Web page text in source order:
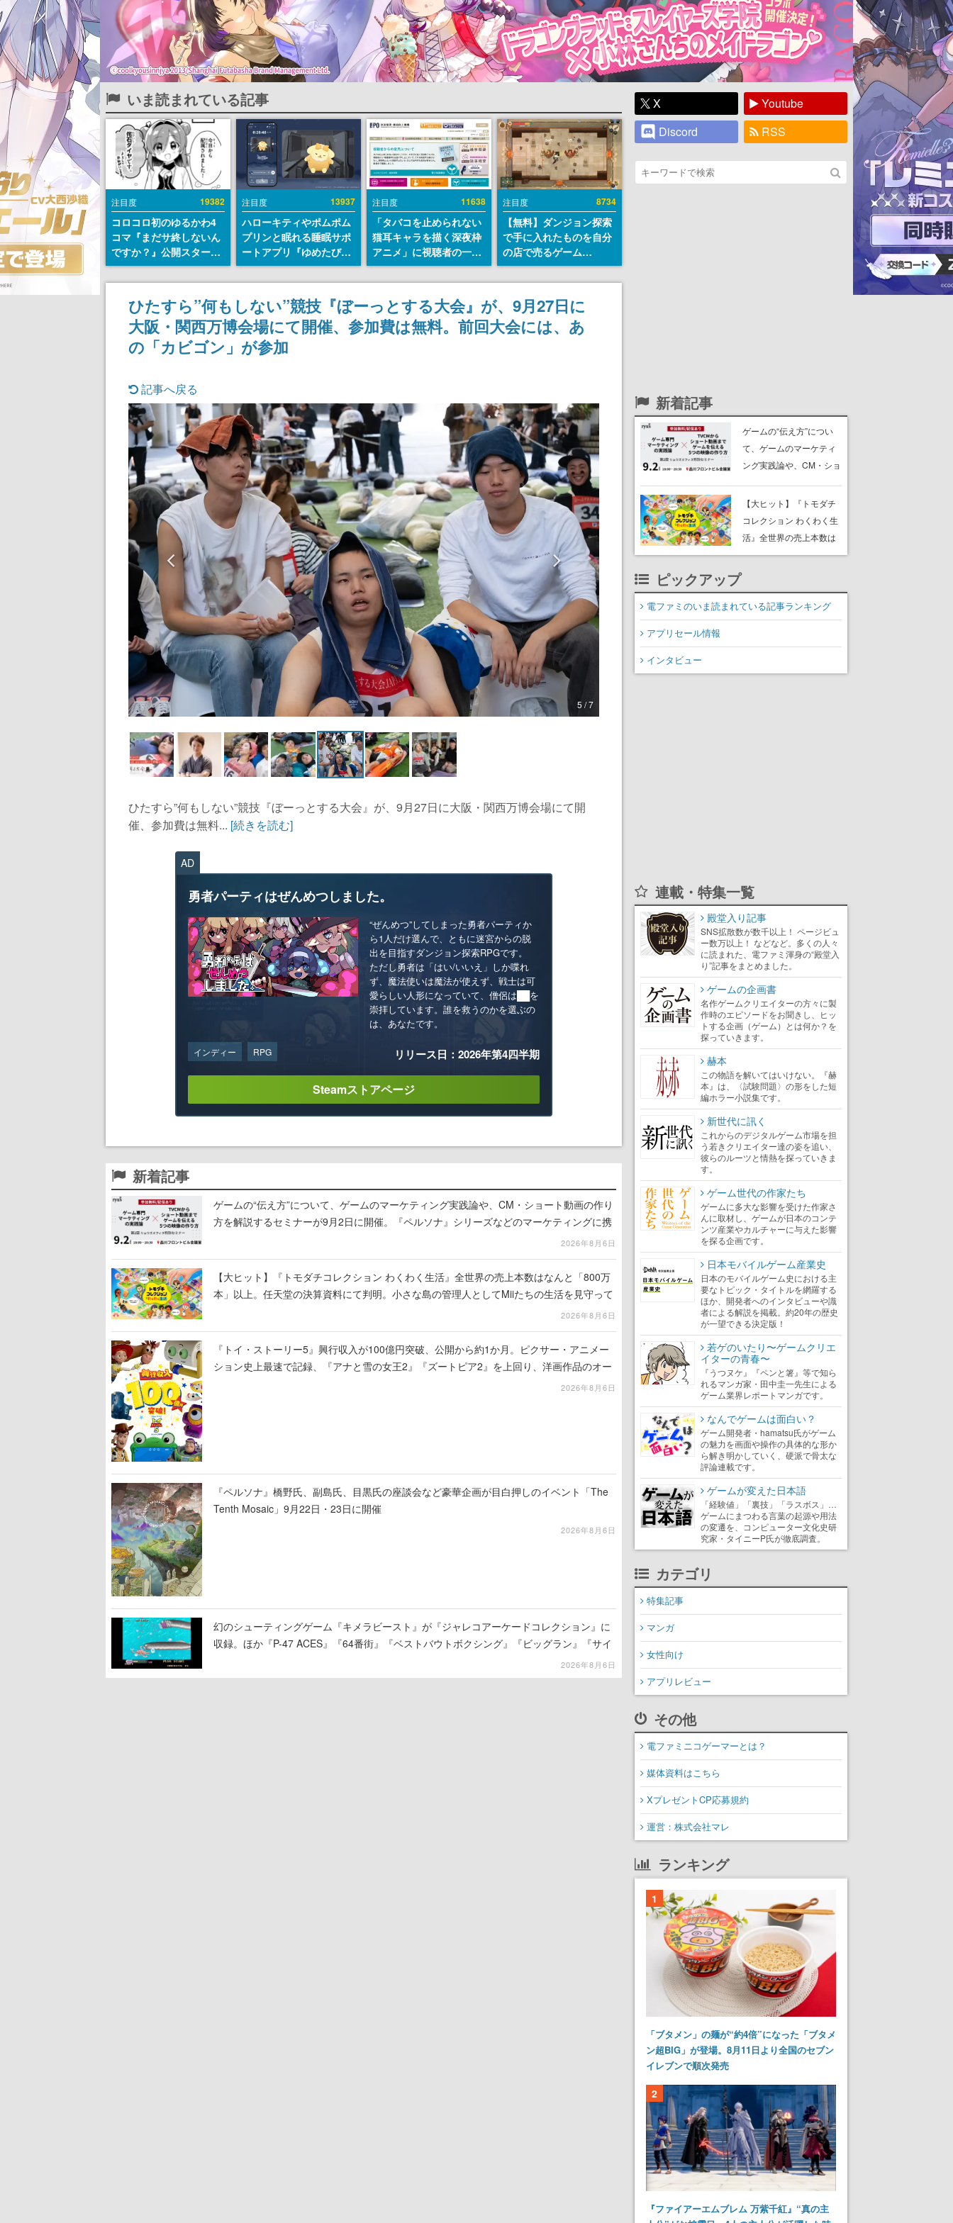
いま読まれている記事
注目度 19382
コロコロ初のゆるかわ4
コマ『まだサ終しないん
ですか？』公開スター
ト。主人公は新入社員の
侘石ダイヤ、ゲーム会社
を舞台にトラブルへ対応
する社員たちを描く
注目度 13937
ハローキティやポムポム
プリンと眠れる睡眠サポ
ートアプリ『ゆめたび』
が配信中。キャラごとの
ASMRや目覚ましアラー
ムも搭載
注目度 11638
「タバコを止められない
猫耳キャラを描く深夜枠
アニメ」に視聴者の一部
から批判意見。違法薬物
の使用と思わしき描写も
含めて、BPOが議論を交
わす
注目度 8734
【無料】ダンジョン探索
で手に入れたものを自分
の店で売るゲーム
『Moonlighter』が
Steamにて無料配布中！
続編『Moonlighter 2』
の9月2日正式リリースを
記念したキャンペーン
ひたすら”何もしない”競技『ぼーっとする大会』が、9月27日に
大阪・関西万博会場にて開催、参加費は無料。前回大会には、あ
の「カビゴン」が参加
記事へ戻る
5 / 7
ひたすら”何もしない”競技『ぼーっとする大会』が、9月27日に大阪・関西万博会場にて開
催、参加費は無料... [続きを読む]
AD
勇者パーティはぜんめつしました。
“ぜんめつ”してしまった勇者パーティか
ら1人だけ選んで、ともに迷宮からの脱
出を目指すダンジョン探索RPGです。
ただし勇者は「はい/いいえ」しか喋れ
ず、魔法使いは魔法が使えず、戦士は可
愛らしい人形になっていて、僧侶は██を
崇拝しています。誰を救うのかを選ぶの
は、あなたです。
インディー RPG リリース日：2026年第4四半期
Steamストアページ
新着記事
ゲームの“伝え方”について、ゲームのマーケティング実践論や、CM・ショート動画の作り
方を解説するセミナーが9月2日に開催。『ペルソナ』シリーズなどのマーケティングに携
2026年8月6日
【大ヒット】『トモダチコレクション わくわく生活』全世界の売上本数はなんと「800万
本」以上。任天堂の決算資料にて判明。小さな島の管理人としてMiiたちの生活を見守って
2026年8月6日
『トイ・ストーリー5』興行収入が100億円突破、公開から約1か月。ピクサー・アニメー
ション史上最速で記録、『アナと雪の女王2』『ズートピア2』を上回り、洋画作品のオー
2026年8月6日
『ペルソナ』橋野氏、副島氏、目黒氏の座談会など豪華企画が目白押しのイベント「The
Tenth Mosaic」9月22日・23日に開催
2026年8月6日
幻のシューティングゲーム『キメラビースト』が『ジャレコアーケードコレクション』に
収録。ほか『P-47 ACES』『64番街』『ベストバウトボクシング』『ビッグラン』『サイ
2026年8月6日
X
Youtube
Discord
RSS
新着記事
ゲームの“伝え方”につい
て、ゲームのマーケティ
ング実践論や、CM・ショ
するセミナーが9月2日に
開催。『ペルソナ』シリ
ーズなどのマーケティン
【大ヒット】『トモダチ
コレクション わくわく生
活』全世界の売上本数は
なんと「800万本」以
人としてMiiたちの生活を
見守っていく、シリーズ
ピックアップ
電ファミのいま読まれている記事ランキング
アプリセール情報
インタビュー
連載・特集一覧
殿堂入り記事
SNS拡散数が数千以上！ ページビュ
ー数万以上！ などなど。多くの人々
に読まれた、電ファミ渾身の“殿堂入
り”記事をまとめました。
ゲームの企画書
名作ゲームクリエイターの方々に製
作時のエピソードをお聞きし、ヒッ
トする企画（ゲーム）とは何か？を
探っていきます。
赫本
この物語を解いてはいけない。『赫
本』は、〈試験問題〉の形をした短
編ホラー小説集です。
新世代に訊く
これからのデジタルゲーム市場を担
う若きクリエイター達の姿を追い、
彼らのルーツと情熱を探っていきま
す。
ゲーム世代の作家たち
ゲームに多大な影響を受けた作家さ
んに取材し、ゲームが日本のコンテ
ンツ産業やカルチャーに与えた影響
を探る企画です。
日本モバイルゲーム産業史
日本のモバイルゲーム史における主
要なトピック・タイトルを網羅する
ほか、開発者へのインタビューや識
者による解説を掲載。約20年の歴史
が一望できる決定版！
若ゲのいたり〜ゲームクリエ
イターの青春〜
『うつヌケ』『ペンと箸』等で知ら
れるマンガ家・田中圭一先生による
ゲーム業界レポートマンガです。
なんでゲームは面白い？
ゲーム開発者・hamatsu氏がゲーム
の魅力を画面や操作の具体的な形か
ら解き明かしていく、硬派で骨太な
評論連載です。
ゲームが変えた日本語
「経験値」「裏技」「ラスボス」…
ゲームにまつわる言葉の起源や用法
の変遷を、コンピューター文化史研
究家・タイニーP氏が徹底調査。
カテゴリ
特集記事
マンガ
女性向け
アプリレビュー
その他
電ファミニコゲーマーとは？
媒体資料はこちら
XプレゼントCP応募規約
運営：株式会社マレ
ランキング
1
「ブタメン」の麺が“約4倍”になった「ブタメ
ン超BIG」が登場。8月11日より全国のセブン
イレブンで順次発売
2
『ファイアーエムブレム 万紫千紅』“真の主